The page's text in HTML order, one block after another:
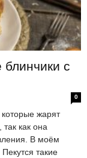
с
0
жарят
как она
В моём
такие